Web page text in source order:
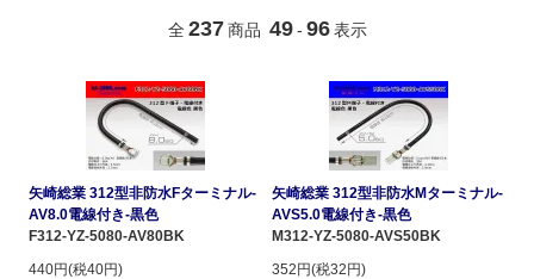
全 237 商品 49 - 96 表示
矢崎総業 312型非防水Fターミナル-
AV8.0電線付き-黒色
F312-YZ-5080-AV80BK
440円(税40円)
矢崎総業 312型非防水Mターミナル-
AVS5.0電線付き-黒色
M312-YZ-5080-AVS50BK
352円(税32円)